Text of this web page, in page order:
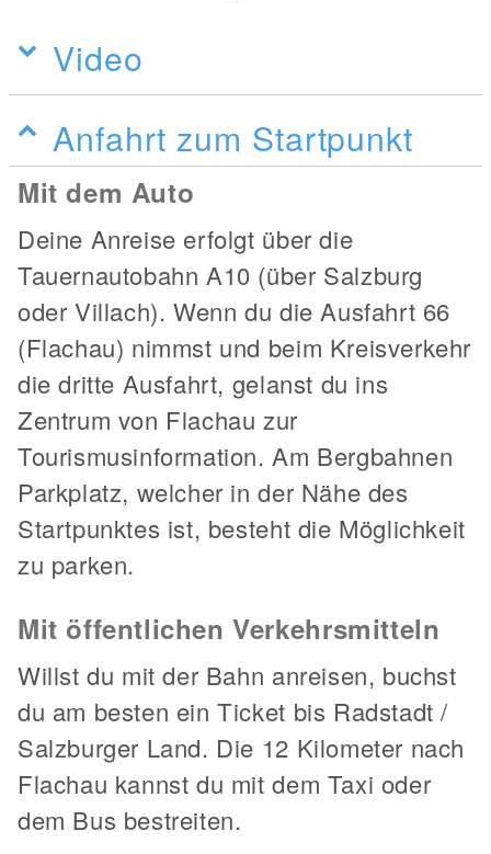
Video
Anfahrt zum Startpunkt
Mit dem Auto
Deine Anreise erfolgt über die
Tauernautobahn A10 (über Salzburg
oder Villach). Wenn du die Ausfahrt 66
(Flachau) nimmst und beim Kreisverkehr
die dritte Ausfahrt, gelanst du ins
Zentrum von Flachau zur
Tourismusinformation. Am Bergbahnen
Parkplatz, welcher in der Nähe des
Startpunktes ist, besteht die Möglichkeit
zu parken.
Mit öffentlichen Verkehrsmitteln
Willst du mit der Bahn anreisen, buchst
du am besten ein Ticket bis Radstadt /
Salzburger Land. Die 12 Kilometer nach
Flachau kannst du mit dem Taxi oder
dem Bus bestreiten.